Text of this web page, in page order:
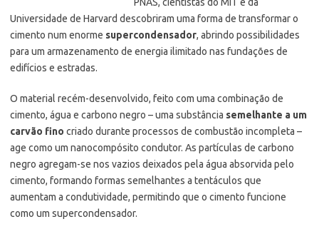
Universidade de Harvard descobriram uma forma de transformar o
cimento num enorme supercondensador, abrindo possibilidades
para um armazenamento de energia ilimitado nas fundações de
edifícios e estradas.
O material recém-desenvolvido, feito com uma combinação de
cimento, água e carbono negro – uma substância semelhante a um
carvão fino criado durante processos de combustão incompleta –
age como um nanocompósito condutor. As partículas de carbono
negro agregam-se nos vazios deixados pela água absorvida pelo
cimento, formando formas semelhantes a tentáculos que
aumentam a condutividade, permitindo que o cimento funcione
como um supercondensador.